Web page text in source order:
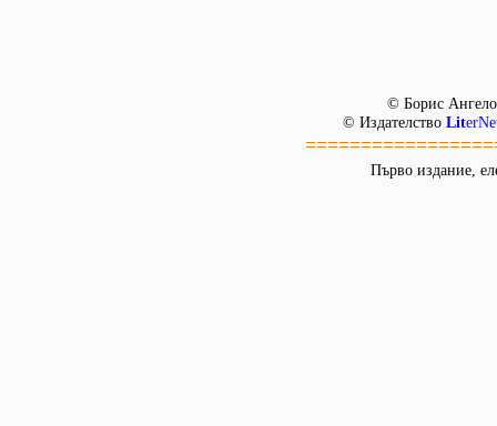
© Борис
© Издателство Lit
Първо издание,